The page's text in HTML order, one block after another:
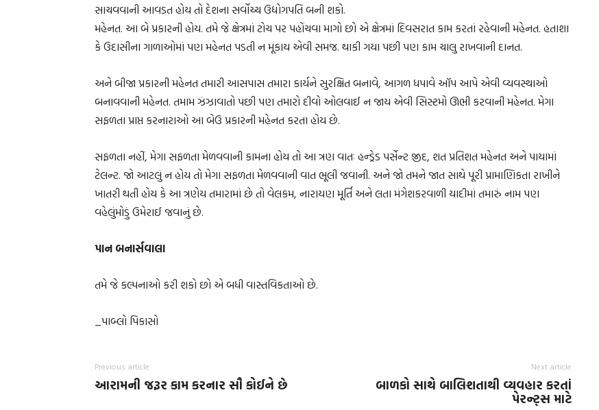
સાચવવાની આવડત હોય તો દેશના સર્વોચ્ચ ઉદ્યોગપતિ બની શકો.
મહેનત. આ બે પ્રકારની હોય. તમે જે ક્ષેત્રમાં ટોચ પર પહોંચવા માગો છો એ ક્ષેત્રમાં દિવસરાત કામ કરતાં રહેવાની મહેનત. હતાશા
કે ઉદાસીના ગાળાઓમાં પણ મહેનત પડતી ન મૂકાય એવી સમજ. થાકી ગયા પછી પણ કામ ચાલુ રાખવાની દાનત.
અને બીજા પ્રકારની મહેનત તમારી આસપાસ તમારા કાર્યને સુરક્ષિત બનાવે, આગળ ધપાવે ઑપ આપે એવી વ્યવસ્થાઓ
બનાવવાની મહેનત. તમામ ઝંઝાવાતો પછી પણ તમારો દીવો ઓલવાઈ ન જાય એવી સિસ્ટમો ઊભી કરવાની મહેનત. મેગા
સફળતા પ્રાપ્ત કરનારાઓ આ બેઉ પ્રકારની મહેનત કરતા હોય છે.
સફળતા નહીં, મેગા સફળતા મેળવવાની કામના હોય તો આ ત્રણ વાતઃ હન્ડ્રેડ પર્સેન્ટ જીદ, શત પ્રતિશત મહેનત અને પાયામાં
ટેલન્ટ. જો આટલું ન હોય તો મેગા સફળતા મેળવવાની વાત ભૂલી જવાની. અને જો તમને જાત સાથે પૂરી પ્રામાણિકતા રાખીને
ખાતરી થતી હોય કે આ ત્રણેય તમારામાં છે તો વેલકમ, નારાયણ મૂર્તિ અને લતા મંગેશકરવાળી યાદીમાં તમારું નામ પણ
વહેલુંમોડું ઉમેરાઈ જવાનું છે.
પાન બનાર્સવાલા
તમે જે કલ્પનાઓ કરી શકો છો એ બધી વાસ્તવિકતાઓ છે.
_પાબ્લો પિકાસો
Previous article
આરામની જરૂર કામ કરનાર સૌ કોઈને છે
Next article
બાળકો સાથે બાલિશતાથી વ્યવહાર કરતાં
પેરન્ટ્‌સ માટે